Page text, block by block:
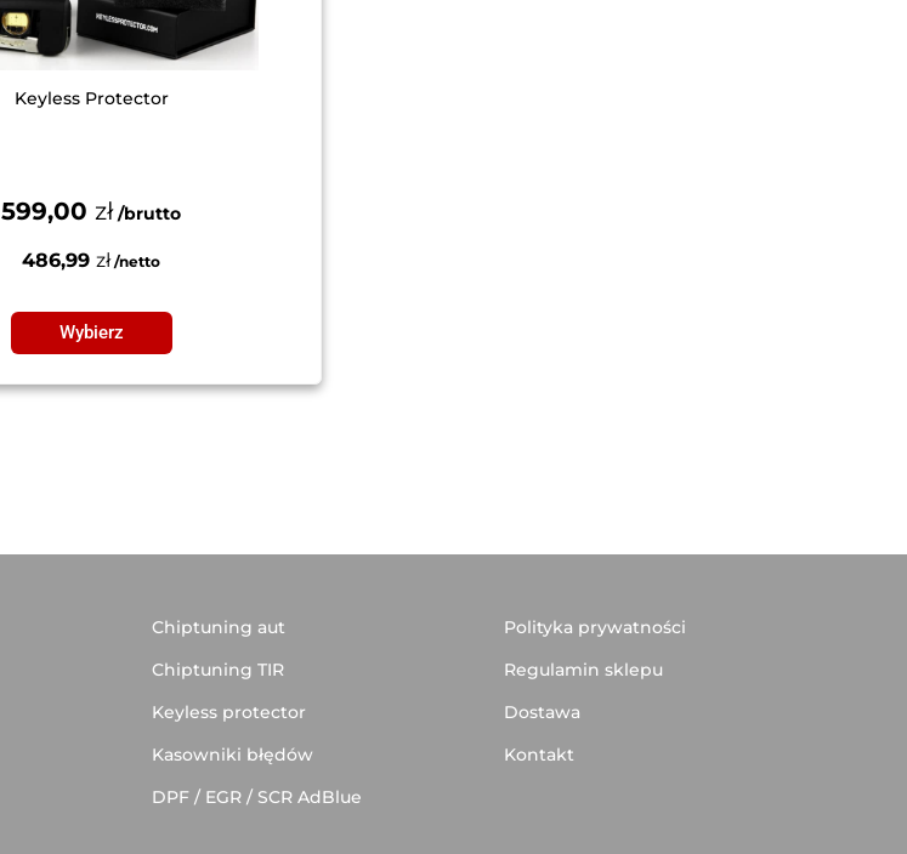
Keyless Protector
599,00 zł
486,99 zł
Wybierz
Chiptuning aut
Chiptuning TIR
Keyless protector
Kasowniki błędów
DPF / EGR / SCR AdBlue
Polityka prywatności
Regulamin sklepu
Dostawa
Kontakt